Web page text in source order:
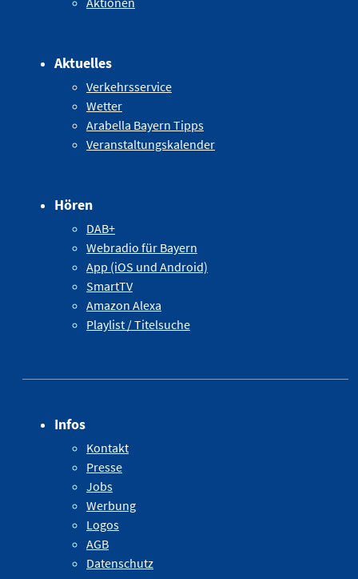
Aktuelles
Verkehrsservice
Wetter
Arabella Bayern Tipps
Veranstaltungskalender
Hören
DAB+
Webradio für Bayern
App (iOS und Android)
SmartTV
Amazon Alexa
Playlist / Titelsuche
Infos
Kontakt
Presse
Jobs
Werbung
Logos
AGB
Datenschutz